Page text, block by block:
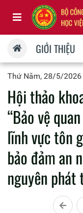
GIỚI THIỆU
Thứ Năm, 28/5/2026
Hội thảo
“Bảo vệ
lĩnh vực tôn
bảo đảm an
nguyên phát